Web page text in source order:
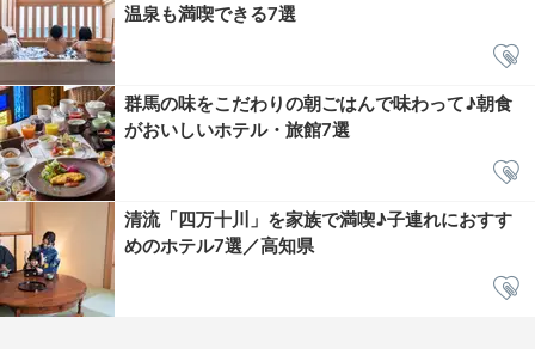
温泉も満喫できる7選
群馬の味をこだわりの朝ごはんで味わって♪朝食
がおいしいホテル・旅館7選
清流「四万十川」を家族で満喫♪子連れにおすす
めのホテル7選／高知県